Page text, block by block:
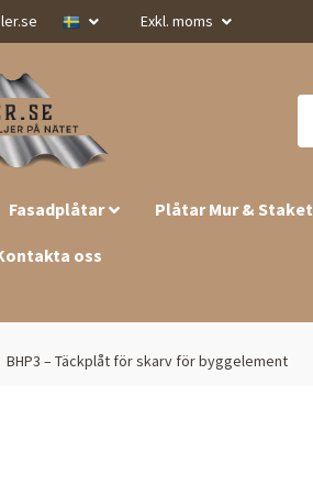
Exkl. moms
Fasadplåtar Plåtar Mur & Staket
oss
BHP3 – Täckplåt för skarv för byggelement